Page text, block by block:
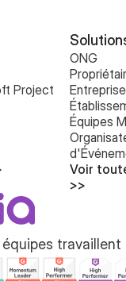
travaillent
ONG
Équipes
Voir
>>
Project